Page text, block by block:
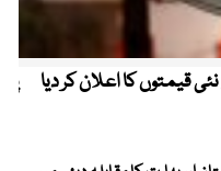
قیمتوں کا اعلان کر دیا